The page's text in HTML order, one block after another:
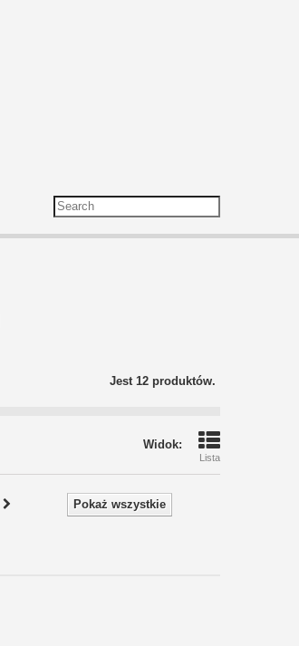
Jest 12 produktów.
Widok:
Lista
Pokaż wszystkie